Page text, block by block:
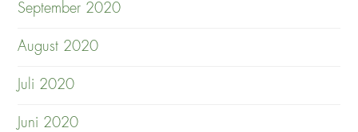
September 2020
August 2020
Juli 2020
Juni 2020